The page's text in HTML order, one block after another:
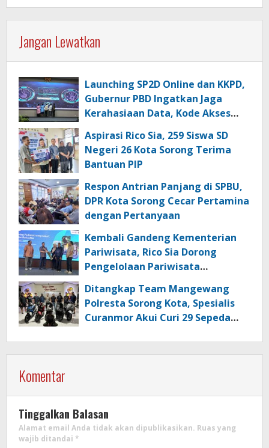
Jangan Lewatkan
Launching SP2D Online dan KKPD,
Gubernur PBD Ingatkan Jaga
Kerahasiaan Data, Kode Akses
Aspirasi Rico Sia, 259 Siswa SD
Negeri 26 Kota Sorong Terima
Bantuan PIP
Respon Antrian Panjang di SPBU,
DPR Kota Sorong Cecar Pertamina
dengan Pertanyaan
Kembali Gandeng Kementerian
Pariwisata, Rico Sia Dorong
Pengelolaan Pariwisata
Ditangkap Team Mangewang
Polresta Sorong Kota, Spesialis
Curanmor Akui Curi 29 Sepeda
Komentar
Tinggalkan Balasan
Alamat email Anda tidak akan dipublikasikan. Ruas yang
wajib ditandai *